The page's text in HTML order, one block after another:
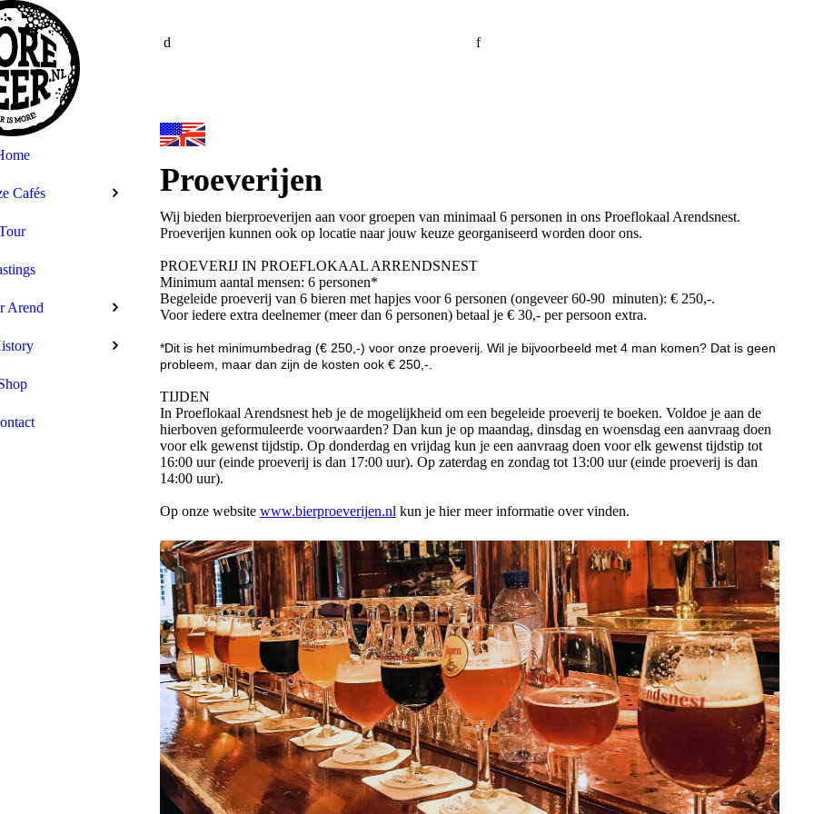
Cafés
Arend
d f
Proeverijen
Wij bieden bierproeverijen aan voor groepen van minimaal 6 personen in ons Proeflokaal Arendsnest.
Proeverijen kunnen ook op locatie naar jouw keuze georganiseerd worden door ons.
PROEVERIJ IN PROEFLOKAAL ARRENDSNEST
Minimum aantal mensen: 6 personen*
Begeleide proeverij van 6 bieren met hapjes voor 6 personen (ongeveer 60-90 minuten): € 250,-.
Voor iedere extra deelnemer (meer dan 6 personen) betaal je € 30,- per persoon extra.
*Dit is het minimumbedrag (€ 250,-) voor onze proeverij. Wil je bijvoorbeeld met 4 man komen? Dat is geen
probleem, maar dan zijn de kosten ook € 250,-.
TIJDEN
In Proeflokaal Arendsnest heb je de mogelijkheid om een begeleide proeverij te boeken. Voldoe je aan de
hierboven geformuleerde voorwaarden? Dan kun je op maandag, dinsdag en woensdag een aanvraag doen
voor elk gewenst tijdstip. Op donderdag en vrijdag kun je een aanvraag doen voor elk gewenst tijdstip tot
16:00 uur (einde proeverij is dan 17:00 uur). Op zaterdag en zondag tot 13:00 uur (einde proeverij is dan
14:00 uur).
Op onze website www.bierproeverijen.nl kun je hier meer informatie over vinden.